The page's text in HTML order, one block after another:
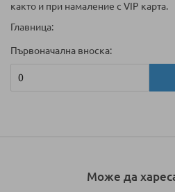
както и при намаление с VIP карта.
Главница:
Първоначална вноска:
Може да